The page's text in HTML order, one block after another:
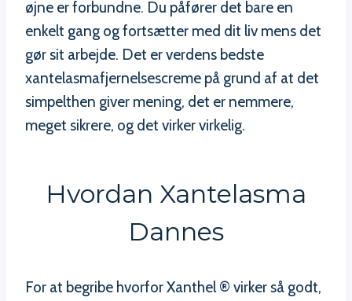
øjne er forbundne. Du påfører det bare en
enkelt gang og fortsætter med dit liv mens det
gør sit arbejde. Det er verdens bedste
xantelasmafjernelsescreme på grund af at det
simpelthen giver mening, det er nemmere,
meget sikrere, og det virker virkelig.
Hvordan Xantelasma
Dannes
For at begribe hvorfor Xanthel ® virker så godt,